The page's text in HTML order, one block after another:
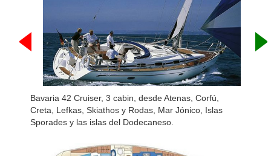
Bavaria 42 Cruiser, 3 cabin, desde Atenas, Corfú,
Creta, Lefkas, Skiathos y Rodas, Mar Jónico, Islas
Sporades y las islas del Dodecaneso.